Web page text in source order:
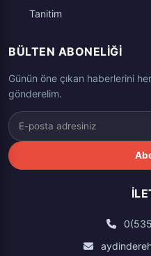
Tanitim
BÜLTEN ABONELIĞI
Günün öne çıkan haberlerini
gönderelim.